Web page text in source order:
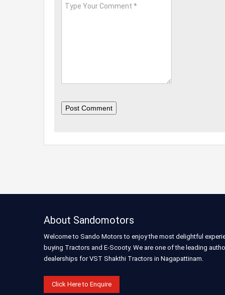
Post Comment
About Sandomotors
Welcome to Sando Motors to enjoy the most delightful
buying Tractors and E-Scooty. We are one of the leading
dealerships for VST Shakthi Tractors in Nagapattinam.
Click Here to Enquire